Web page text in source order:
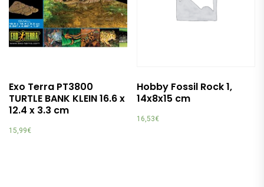
Exo Terra PT3800
TURTLE BANK KLEIN 16.6 x
12.4 x 3.3 cm
15,99€
Hobby Fossil Rock 1,
14x8x15 cm
16,53€